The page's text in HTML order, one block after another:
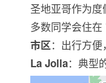
圣地亚哥作为度
多数同学会住
市区：出行方
La Jolla：典型